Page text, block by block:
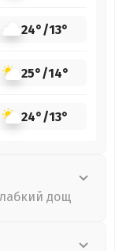
24°/13°
25°/14°
24°/13°
дощ